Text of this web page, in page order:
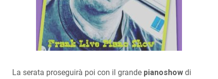
La serata proseguirà poi con il grande pianoshow di